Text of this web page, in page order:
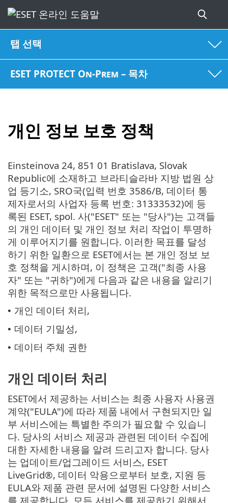
탭 선택
ESET PROTECT On-Prem – 목차
개인 정보 보호 정책
Einsteinova 24, 851 01 Bratislava, Slovak
Republic에 소재하고 브라티슬라바 지방 법원 상
업 등기소, SRO국(입력 번호 3586/B, 데이터 통
제자로서의 사업자 등록 번호: 31333532)에 등
록된 ESET, spol. 사("ESET" 또는 "당사")는 고객들
의 개인 데이터 및 개인 정보 처리 작업이 투명하
게 이루어지기를 원합니다. 이러한 목표를 달성
하기 위한 일환으로 ESET에서는 본 개인 정보 보
호 정책을 게시하며, 이 정책은 고객("최종 사용
자" 또는 "귀하")에게 다음과 같은 내용을 알리기
위한 목적으로만 사용됩니다.
• 개인 데이터 처리,
• 데이터 기밀성,
• 데이터 주체 권한
개인 데이터 처리
ESET에서 제공하는 서비스는 최종 사용자 사용권
계약("EULA")에 따라 제품 내에서 구현되지만 일
부 서비스에는 특별한 주의가 필요할 수 있습니
다. 당사의 서비스 제공과 관련된 데이터 수집에
대한 자세한 내용을 알려 드리고자 합니다. 당사
는 업데이트/업그레이드 서비스, ESET
LiveGrid®, 데이터 악용으로부터 보호, 지원 등
EULA와 제품 관련 문서에 설명된 다양한 서비스
를 제공합니다. 모든 서비스를 제공하기 위해서